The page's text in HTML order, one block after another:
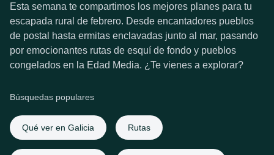
Esta semana te compartimos los mejores planes para tu
escapada rural de febrero. Desde encantadores pueblos
de postal hasta ermitas enclavadas junto al mar, pasando
por emocionantes rutas de esquí de fondo y pueblos
congelados en la Edad Media. ¿Te vienes a explorar?
Búsquedas populares
Qué ver en Galicia Rutas